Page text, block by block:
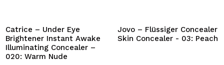
Catrice – Under Eye
Brightener Instant Awake
Illuminating Concealer –
020: Warm Nude
Jovo – Flüssiger Concealer
Skin Concealer - 03: Peach